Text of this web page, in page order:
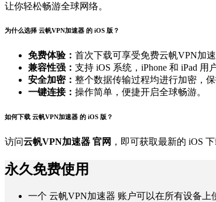
让你轻松畅游全球网络。
为什么选择 云帆VPN加速器 的 iOS 版？
免费体验： 首次下载可享受免费云帆VPN加
兼容性强： 支持 iOS 系统，iPhone 和 iPad 用
安全加密： 整个数据传输过程均进行加密，保
一键连接： 操作简单，便捷开启全球畅游。
如何下载 云帆VPN加速器 的 iOS 版？
访问云帆VPN加速器 官网 ，即可获取最新的 iOS
永久免费使用
一个 云帆VPN加速器 账户可以在所有设备上